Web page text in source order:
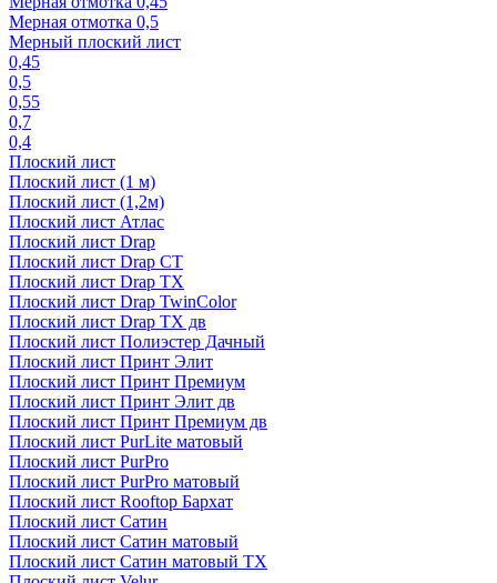
Мерная отмотка 0,5
Мерный плоский лист
0,45
0,5
0,55
0,7
0,4
Плоский лист
Плоский лист (1 м)
Плоский лист (1,2м)
Плоский лист Атлас
Плоский лист Drap
Плоский лист Drap СТ
Плоский лист Drap TX
Плоский лист Drap TwinColor
Плоский лист Drap ТХ дв
Плоский лист Полиэстер Дачный
Плоский лист Принт Элит
Плоский лист Принт Премиум
Плоский лист Принт Элит дв
Плоский лист Принт Премиум дв
Плоский лист PurLite матовый
Плоский лист PurPro
Плоский лист PurPro матовый
Плоский лист Rooftop Бархат
Плоский лист Сатин
Плоский лист Сатин матовый
Плоский лист Сатин матовый TX